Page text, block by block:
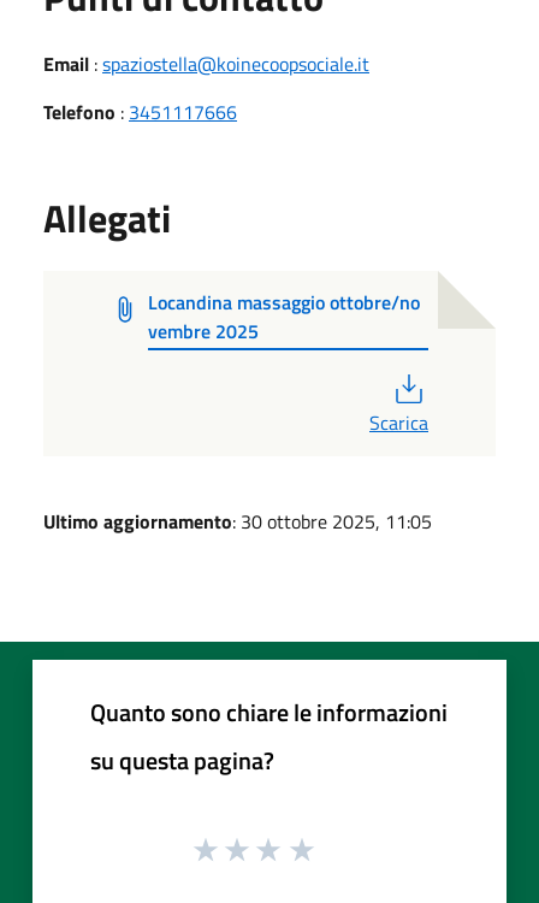
Email :spaziostella@koinecoopsociale.it
Telefono : 3451117666
Allegati
Locandina massaggio ottobre/no
vembre 2025
Scarica
Ultimo aggiornamento: 30 ottobre 2025, 11:05
Quanto sono chiare le informazioni
su questa pagina?